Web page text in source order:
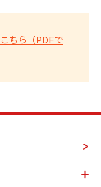
こちら（PDFで